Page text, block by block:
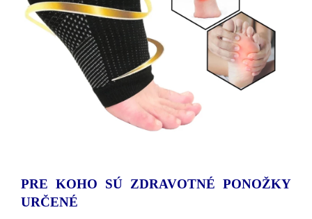
PRE KOHO SÚ ZDRAVOTNÉ PONOŽKY
URČENÉ